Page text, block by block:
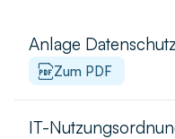
Anlage
Zum PDF
IT-